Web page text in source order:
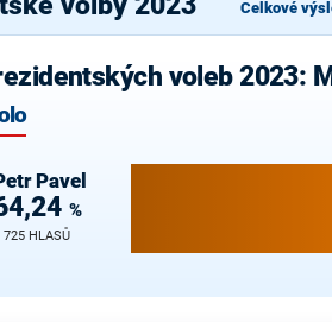
Celkové
voleb 2023:
Pavel
%
725 HLASŮ